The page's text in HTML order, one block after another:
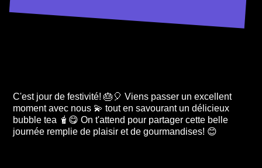
C'est jour de festivité! 🎂🎈 Viens passer un excellent
moment avec nous 💫 tout en savourant un délicieux
bubble tea 🧋😋 On t'attend pour partager cette belle
journée remplie de plaisir et de gourmandises! 😊